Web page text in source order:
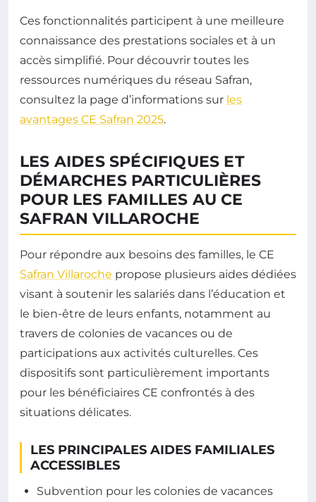
Ces fonctionnalités participent à une meilleure
connaissance des prestations sociales et à un
accès simplifié. Pour découvrir toutes les
ressources numériques du réseau Safran,
consultez la page d’informations sur les
avantages CE Safran 2025.
LES AIDES SPÉCIFIQUES ET
DÉMARCHES PARTICULIÈRES
POUR LES FAMILLES AU CE
SAFRAN VILLAROCHE
Pour répondre aux besoins des familles, le CE
Safran Villaroche propose plusieurs aides dédiées
visant à soutenir les salariés dans l’éducation et
le bien-être de leurs enfants, notamment au
travers de colonies de vacances ou de
participations aux activités culturelles. Ces
dispositifs sont particulièrement importants
pour les bénéficiaires CE confrontés à des
situations délicates.
LES PRINCIPALES AIDES FAMILIALES
ACCESSIBLES
Subvention pour les colonies de vacances